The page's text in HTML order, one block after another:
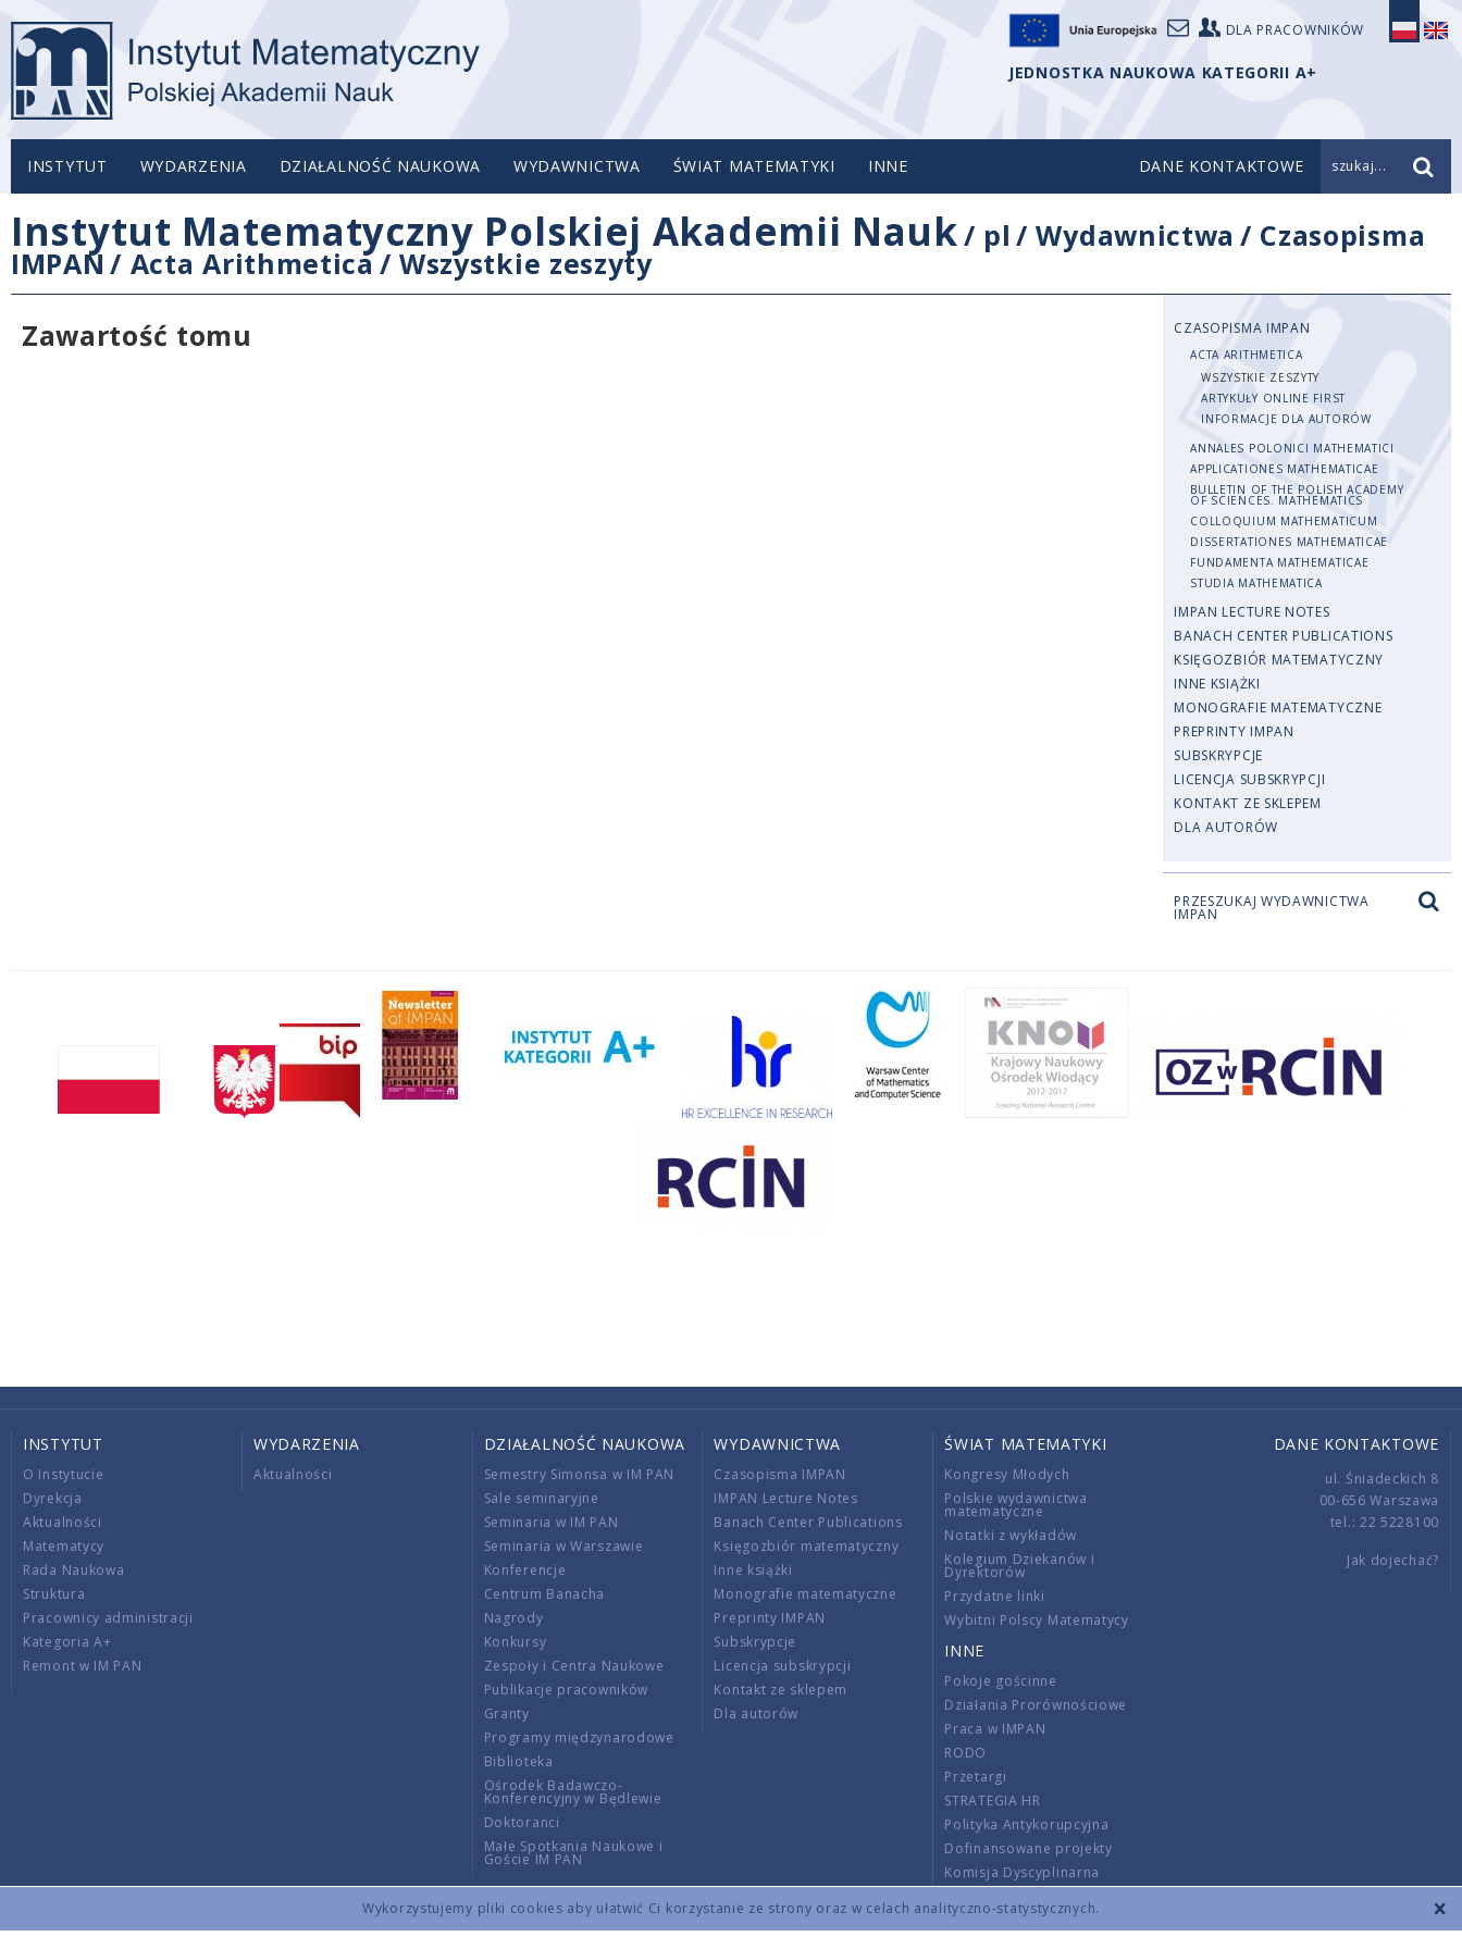
Wykorzystujemy pliki cookies aby ułatwić Ci korzystanie ze strony oraz w celach analityczno-statystycznych.
DLA PRACOWNIKÓW
JEDNOSTKA NAUKOWA KATEGORII A+
INSTYTUT WYDARZENIA DZIAŁALNOŚĆ NAUKOWA WYDAWNICTWA ŚWIAT MATEMATYKI INNE DANE KONTAKTOWE szukaj...
Instytut Matematyczny Polskiej Akademii Nauk/ pl /Wydawnictwa / Czasopisma
IMPAN / Acta Arithmetica/ Wszystkie zeszyty
Zawartość tomu
CZASOPISMA IMPAN
ACTA ARITHMETICA
WSZYSTKIE ZESZYTY
ARTYKUŁY ONLINE FIRST
INFORMACJE DLA AUTORÓW
ANNALES POLONICI MATHEMATICI
APPLICATIONES MATHEMATICAE
BULLETIN OF THE POLISH ACADEMY
OF SCIENCES. MATHEMATICS
COLLOQUIUM MATHEMATICUM
DISSERTATIONES MATHEMATICAE
FUNDAMENTA MATHEMATICAE
STUDIA MATHEMATICA
IMPAN LECTURE NOTES
BANACH CENTER PUBLICATIONS
KSIĘGOZBIÓR MATEMATYCZNY
INNE KSIĄŻKI
MONOGRAFIE MATEMATYCZNE
PREPRINTY IMPAN
SUBSKRYPCJE
LICENCJA SUBSKRYPCJI
KONTAKT ZE SKLEPEM
DLA AUTORÓW
PRZESZUKAJ WYDAWNICTWA
IMPAN
INSTYTUT
O Instytucie
Dyrekcja
Aktualności
Matematycy
Rada Naukowa
Struktura
Pracownicy administracji
Kategoria A+
Remont w IM PAN
WYDARZENIA
Aktualności
DZIAŁALNOŚĆ NAUKOWA
Semestry Simonsa w IM PAN
Sale seminaryjne
Seminaria w IM PAN
Seminaria w Warszawie
Konferencje
Centrum Banacha
Nagrody
Konkursy
Zespoły i Centra Naukowe
Publikacje pracowników
Granty
Programy międzynarodowe
Biblioteka
Ośrodek Badawczo-
Konferencyjny w Będlewie
Doktoranci
Małe Spotkania Naukowe i
Goście IM PAN
WYDAWNICTWA
Czasopisma IMPAN
IMPAN Lecture Notes
Banach Center Publications
Księgozbiór matematyczny
Inne książki
Monografie matematyczne
Preprinty IMPAN
Subskrypcje
Licencja subskrypcji
Kontakt ze sklepem
Dla autorów
ŚWIAT MATEMATYKI
Kongresy Młodych
Polskie wydawnictwa
matematyczne
Notatki z wykładów
Kolegium Dziekanów i
Dyrektorów
Przydatne linki
Wybitni Polscy Matematycy
INNE
Pokoje gościnne
Działania Prorównościowe
Praca w IMPAN
RODO
Przetargi
STRATEGIA HR
Polityka Antykorupcyjna
Dofinansowane projekty
Komisja Dyscyplinarna
Wnoszenie opłat
DANE KONTAKTOWE
ul. Śniadeckich 8
00-656 Warszawa
tel.: 22 5228100
Jak dojechać?